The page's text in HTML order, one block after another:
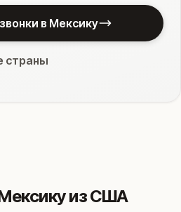
в Мексику
страны
из США